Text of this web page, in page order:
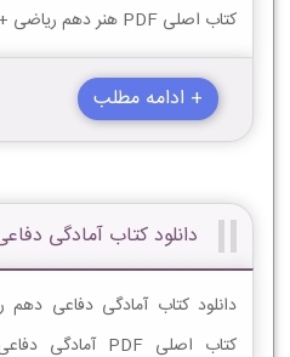
کتاب اصلی PDF هنر دهم ریاضی + چاپ 1404-1405
+ ادامه مطلب
دانلود کتاب آمادگی